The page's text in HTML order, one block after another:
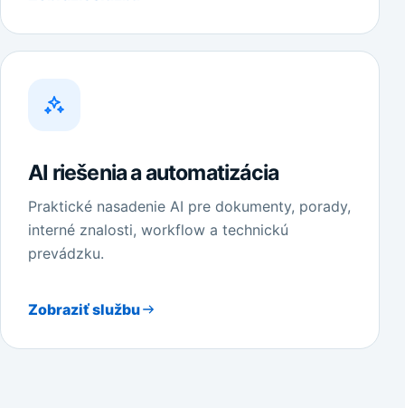
AI riešenia a automatizácia
Praktické nasadenie AI pre dokumenty, porady,
interné znalosti, workflow a technickú
prevádzku.
Zobraziť službu